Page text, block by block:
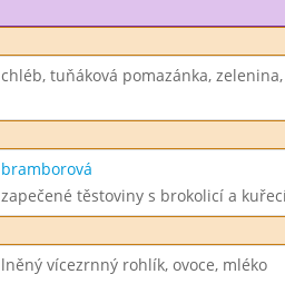
chléb, tuňáková pomazánka,
bramborová
zapečené těstoviny s brokolicí a
lněný vícezrnný rohlík, ovoce, mléko